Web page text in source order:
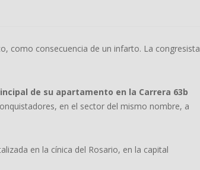
como consecuencia de un infarto. La congresista
de su apartamento en la Carrera 63b
en el sector del mismo nombre, a
en la cínica del Rosario, en la capital